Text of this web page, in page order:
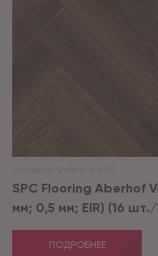
SPC Flooring Aberhof
мм; 0,5 мм; EIR) (16 шт./
ПОДРОБНЕЕ